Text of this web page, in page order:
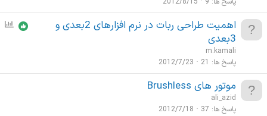
ن
ن
اهمیت طراحی ربات در نرم افزارهای 2بعدی و
3بعدی
m.kamali
پاسخ ها
21
2012/7/23
موتور های Brushless
ali_azid
پاسخ ها 37
2012/7/18